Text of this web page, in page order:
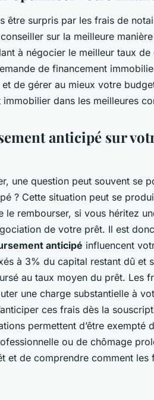
surpris par les frais de
sur la meilleure
à négocier le meilleur taux de
de financement
de gérer au mieux votre
dans les meilleures
anticipé sur
une question peut souvent se
? Cette situation peut se
le rembourser, si vous héritez
de votre prêt. Il est
anticipé influencent
à 3% du capital restant dû et
au taux moyen du prêt. Les
une charge substantielle à
ces frais dès la
permettent d’être exempté
ou de chômage
et de comprendre comment les